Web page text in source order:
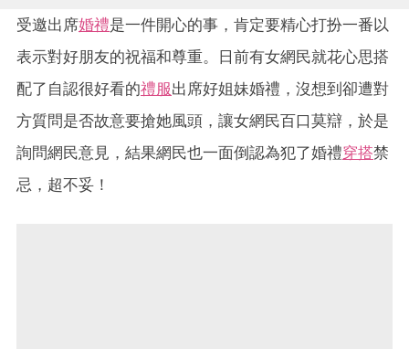
受邀出席婚禮是一件開心的事，肯定要精心打扮一番以
表示對好朋友的祝福和尊重。日前有女網民就花心思搭
配了自認很好看的禮服出席好姐妹婚禮，沒想到卻遭對
方質問是否故意要搶她風頭，讓女網民百口莫辯，於是
詢問網民意見，結果網民也一面倒認為犯了婚禮穿搭禁
忌，超不妥！